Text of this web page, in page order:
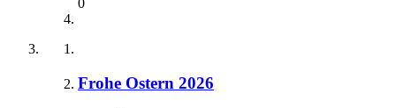
0
Frohe Ostern 2026